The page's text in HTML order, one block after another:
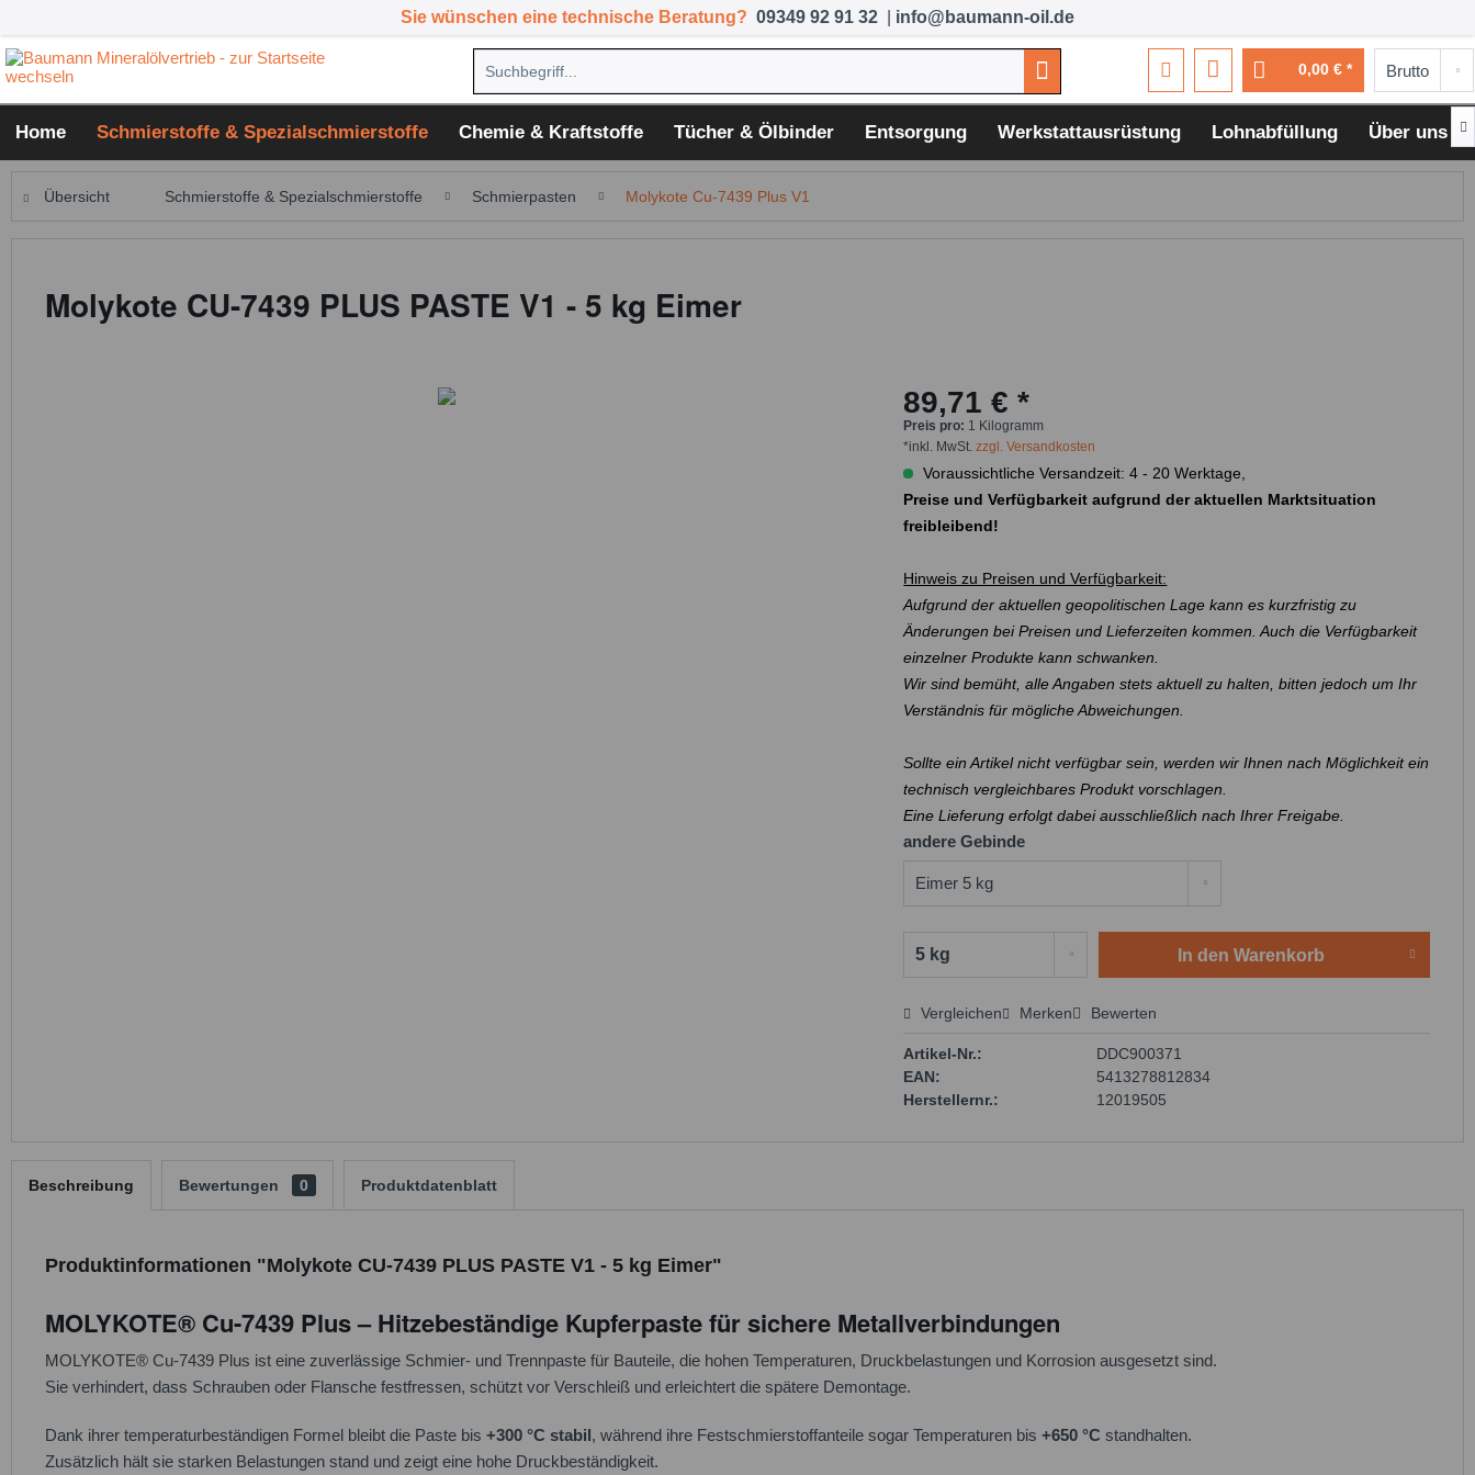
Sie wünschen eine technische Beratung? 09349 92 91 32 info@baumann-oil.de
0,00 € *
Home Schmierstoffe & Spezialschmierstoffe Chemie & Kraftstoffe Tücher & Ölbinder Entsorgung Werkstattausrüstung Lohnabfüllung Über uns 
Übersicht Schmierstoffe & Spezialschmierstoffe Schmierpasten Molykote Cu-7439 Plus V1
Molykote CU-7439 PLUS PASTE V1 - 5 kg Eimer
89,71 € *
Preis pro: 1 Kilogramm
*inkl. MwSt.zzgl. Versandkosten
Voraussichtliche Versandzeit: 4 - 20 Werktage,
Preise und Verfügbarkeit aufgrund der aktuellen Marktsituation
freibleibend!
Hinweis zu Preisen und Verfügbarkeit:
Aufgrund der aktuellen geopolitischen Lage kann es kurzfristig zu
Änderungen bei Preisen und Lieferzeiten kommen. Auch die Verfügbarkeit
einzelner Produkte kann schwanken.
Wir sind bemüht, alle Angaben stets aktuell zu halten, bitten jedoch um Ihr
Verständnis für mögliche Abweichungen.
Sollte ein Artikel nicht verfügbar sein, werden wir Ihnen nach Möglichkeit ein
technisch vergleichbares Produkt vorschlagen.
Eine Lieferung erfolgt dabei ausschließlich nach Ihrer Freigabe.
andere Gebinde
In den Warenkorb
Preis anfragen
Vergleichen Merken Bewerten
Artikel-Nr.:
DDC900371
EAN:
5413278812834
Herstellernr.:
12019505
Beschreibung Bewertungen 0 Produktdatenblatt
Produktinformationen "Molykote CU-7439 PLUS PASTE V1 - 5 kg Eimer"
MOLYKOTE® Cu-7439 Plus – Hitzebeständige Kupferpaste für sichere Metallverbindungen
MOLYKOTE® Cu-7439 Plus ist eine zuverlässige Schmier- und Trennpaste für Bauteile, die hohen Temperaturen, Druckbelastungen und Korrosion ausgesetzt sind.
Sie verhindert, dass Schrauben oder Flansche festfressen, schützt vor Verschleiß und erleichtert die spätere Demontage.
Dank ihrer temperaturbeständigen Formel bleibt die Paste bis +300 °C stabil, während ihre Festschmierstoffanteile sogar Temperaturen bis +650 °C standhalten.
Zusätzlich hält sie starken Belastungen stand und zeigt eine hohe Druckbeständigkeit.